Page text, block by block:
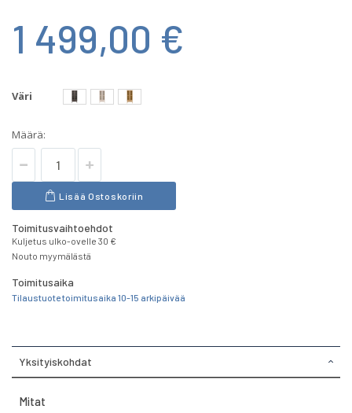
1 499,00 €
Väri
Määrä:
Lisää Ostoskoriin
Toimitusvaihtoehdot
Kuljetus ulko-ovelle 30 €
Nouto myymälästä
Toimitusaika
Tilaustuote toimitusaika 10-15 arkipäivää
Yksityiskohdat
Mitat